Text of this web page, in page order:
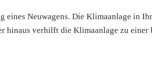
Neuwagens. Die Klimaanlage in
hinaus verhilft die Klimaanlage zu einer